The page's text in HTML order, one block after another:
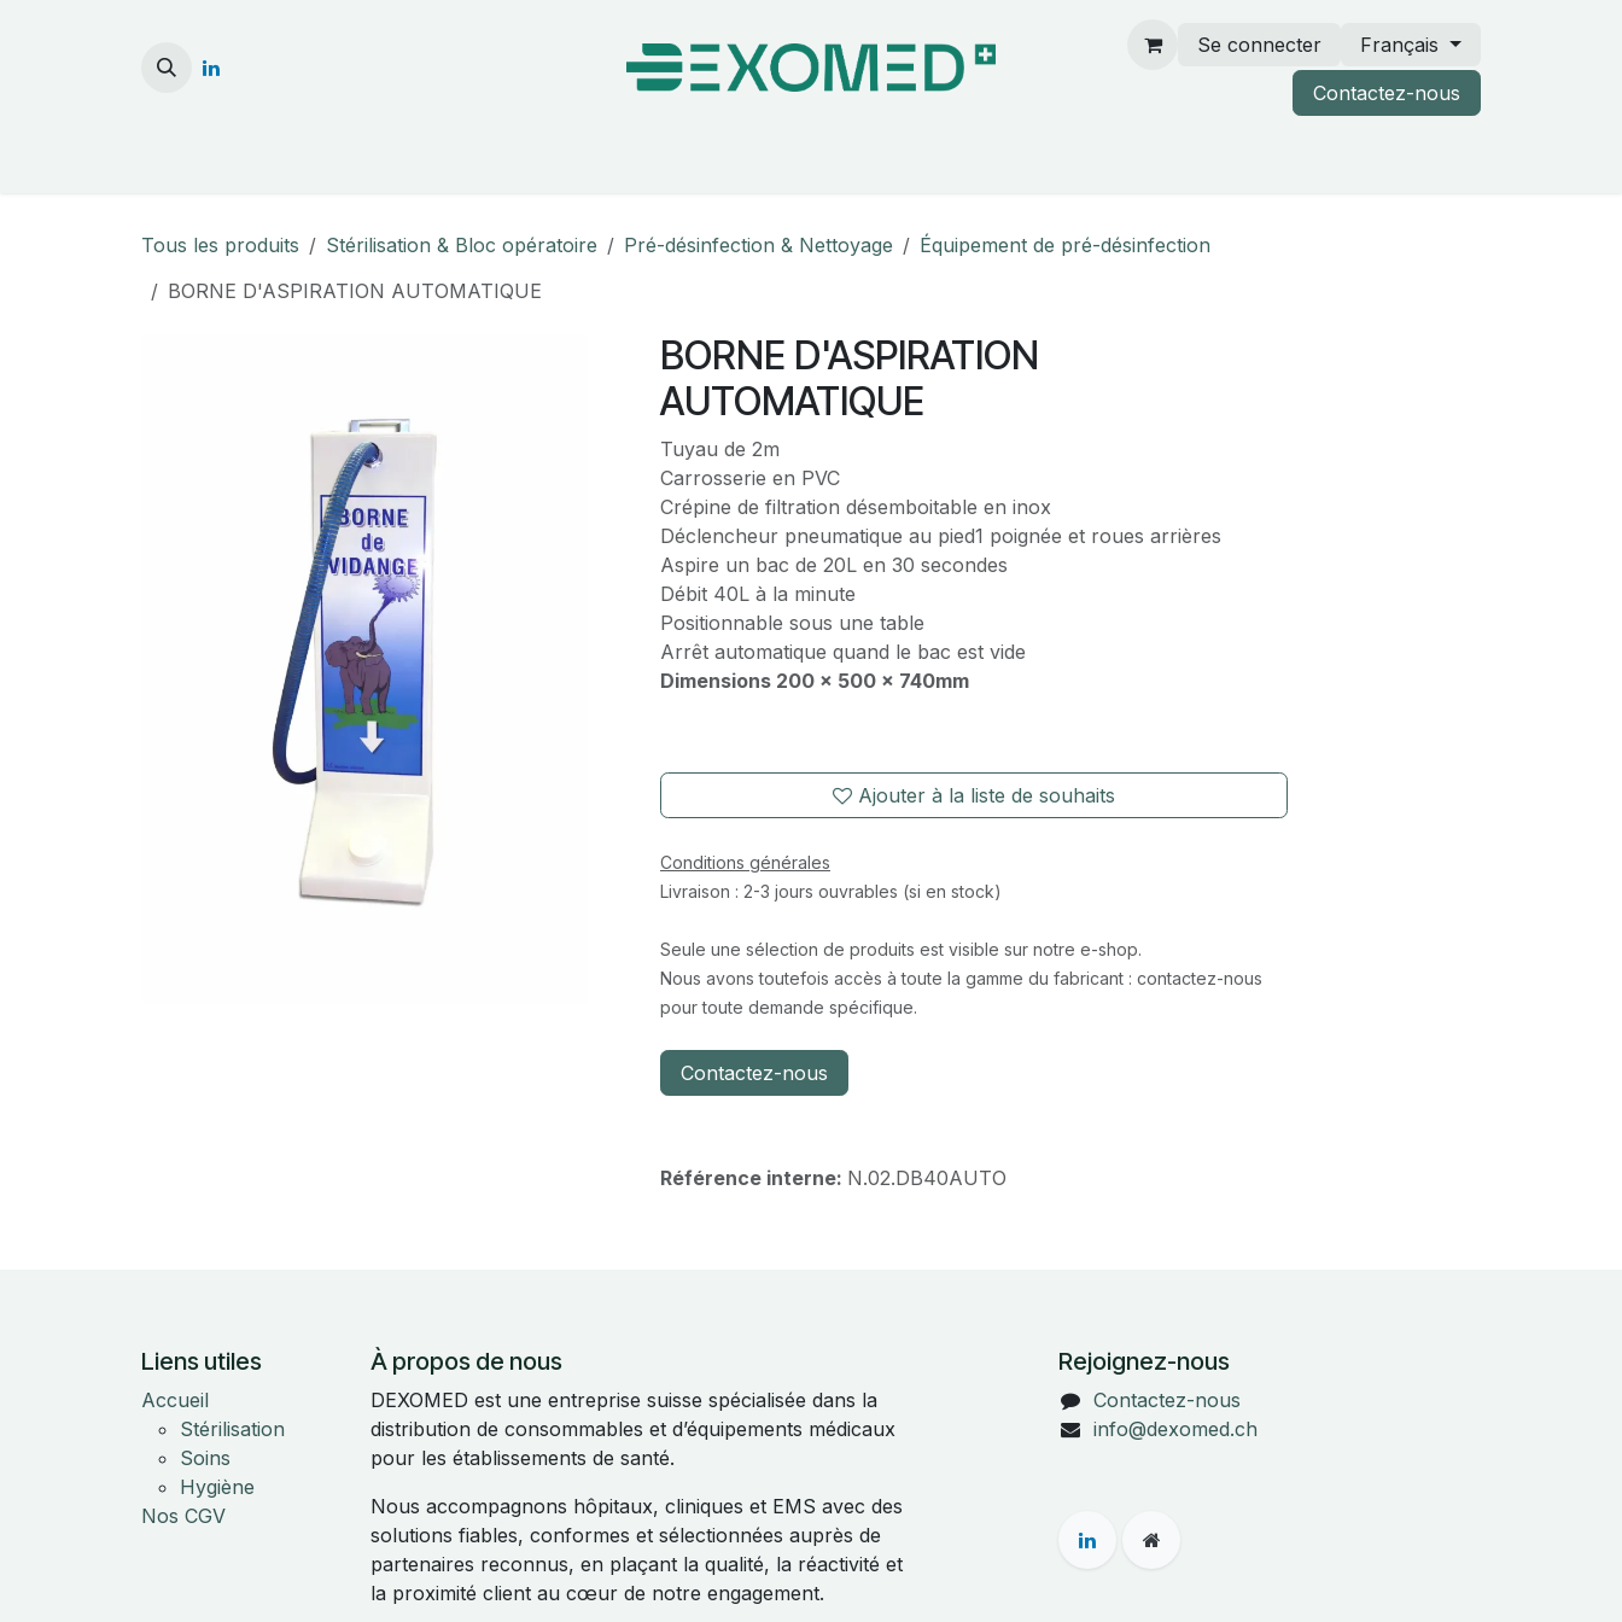
Se connecter
Français
Contactez-nous
Tous les produits Stérilisation & Bloc opératoire Pré-désinfection & Nettoyage
Équipement de pré-désinfection
BORNE D'ASPIRATION AUTOMATIQUE
BORNE D'ASPIRATION
AUTOMATIQUE
Tuyau de 2m
Carrosserie en PVC
Crépine de filtration désemboitable en inox
Déclencheur pneumatique au pied1 poignée et roues arrières
Aspire un bac de 20L en 30 secondes
Débit 40L à la minute
Positionnable sous une table
Arrêt automatique quand le bac est vide
Dimensions 200 x 500 x 740mm
Ajouter à la liste de souhaits
Conditions générales
Livraison : 2-3 jours ouvrables (si en stock)
Seule une sélection de produits est visible sur notre e-shop.
Nous avons toutefois accès à toute la gamme du fabricant : contactez-nous
pour toute demande spécifique.
Contactez-nous
Référence interne: N.02.DB40AUTO
Liens utiles
Accueil
Stérilisation
Soins
Hygiène
Nos CGV
À propos de nous
DEXOMED est une entreprise suisse spécialisée dans la
distribution de consommables et d’équipements médicaux
pour les établissements de santé.
Nous accompagnons hôpitaux, cliniques et EMS avec des
solutions fiables, conformes et sélectionnées auprès de
partenaires reconnus, en plaçant la qualité, la réactivité et
la proximité client au cœur de notre engagement.
Rejoignez-nous
Contactez-nous
info@dexomed.ch